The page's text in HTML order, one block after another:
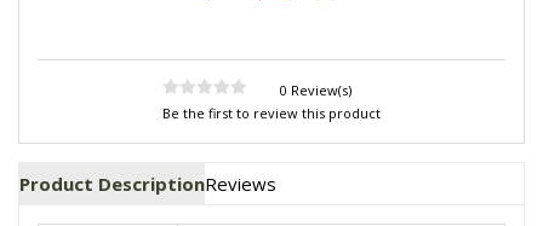
0 Review(s)
Be the first to review this product
Product DescriptionReviews